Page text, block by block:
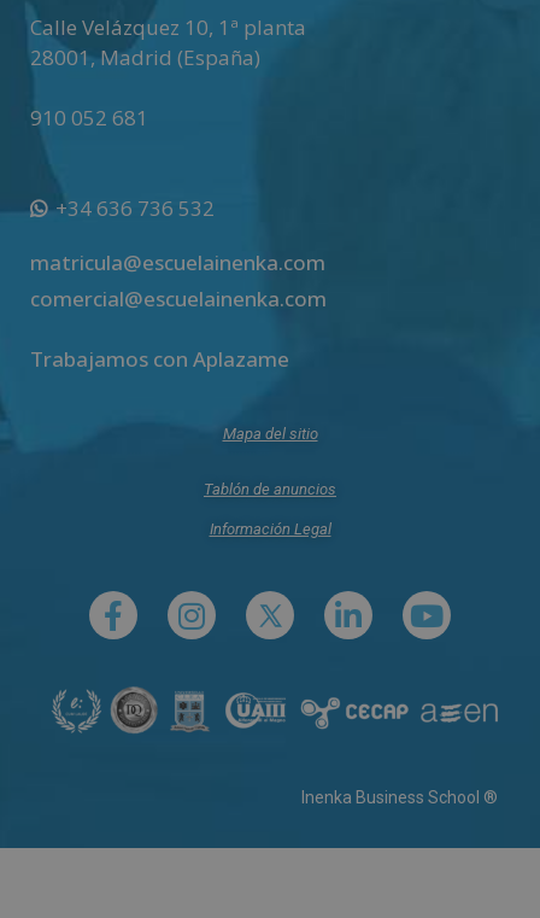
Calle Velázquez 10, 1ª planta
28001,Madrid (España)
910 052 681
+34 636 736 532
matricula@escuelainenka.com
comercial@escuelainenka.com
Trabajamos con Aplazame
Mapa del sitio
Tablón de anuncios
Información Legal
Inenka Business School ®